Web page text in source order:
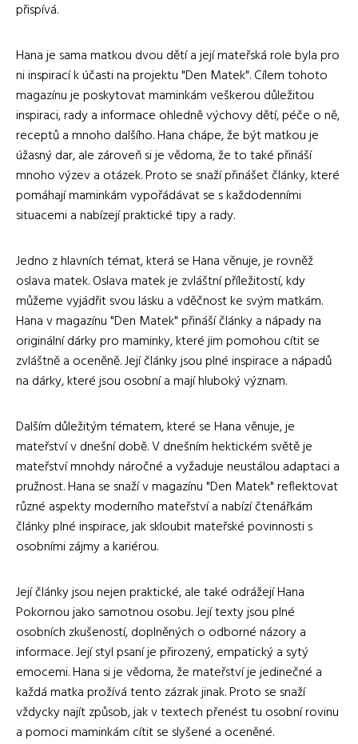
přispívá.
Hana je sama matkou dvou dětí a její mateřská role byla pro
ni inspirací k účasti na projektu "Den Matek". Cílem tohoto
magazínu je poskytovat maminkám veškerou důležitou
inspiraci, rady a informace ohledně výchovy dětí, péče o ně,
receptů a mnoho dalšího. Hana chápe, že být matkou je
úžasný dar, ale zároveň si je vědoma, že to také přináší
mnoho výzev a otázek. Proto se snaží přinášet články, které
pomáhají maminkám vypořádávat se s každodenními
situacemi a nabízejí praktické tipy a rady.
Jedno z hlavních témat, která se Hana věnuje, je rovněž
oslava matek. Oslava matek je zvláštní příležitostí, kdy
můžeme vyjádřit svou lásku a vděčnost ke svým matkám.
Hana v magazínu "Den Matek" přináší články a nápady na
originální dárky pro maminky, které jim pomohou cítit se
zvláštně a oceněně. Její články jsou plné inspirace a nápadů
na dárky, které jsou osobní a mají hluboký význam.
Dalším důležitým tématem, které se Hana věnuje, je
mateřství v dnešní době. V dnešním hektickém světě je
mateřství mnohdy náročné a vyžaduje neustálou adaptaci a
pružnost. Hana se snaží v magazínu "Den Matek" reflektovat
různé aspekty moderního mateřství a nabízí čtenářkám
články plné inspirace, jak skloubit mateřské povinnosti s
osobními zájmy a kariérou.
Její články jsou nejen praktické, ale také odrážejí Hana
Pokornou jako samotnou osobu. Její texty jsou plné
osobních zkušeností, doplněných o odborné názory a
informace. Její styl psaní je přirozený, empatický a sytý
emocemi. Hana si je vědoma, že mateřství je jedinečné a
každá matka prožívá tento zázrak jinak. Proto se snaží
vždycky najít způsob, jak v textech přenést tu osobní rovinu
a pomoci maminkám cítit se slyšené a oceněné.